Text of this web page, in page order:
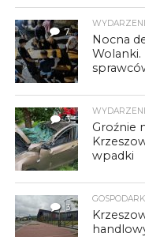
7
Nocna
3
Groźnie
wpadki
3